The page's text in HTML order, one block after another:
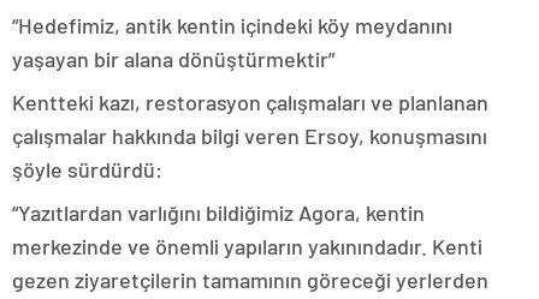
“Hedefimiz, antik kentin içindeki köy meydanını
yaşayan bir alana dönüştürmektir”
Kentteki kazı, restorasyon çalışmaları ve planlanan
çalışmalar hakkında bilgi veren Ersoy, konuşmasını
şöyle sürdürdü:
“Yazıtlardan varlığını bildiğimiz Agora, kentin
merkezinde ve önemli yapıların yakınındadır. Kenti
gezen ziyaretçilerin tamamının göreceği yerlerden